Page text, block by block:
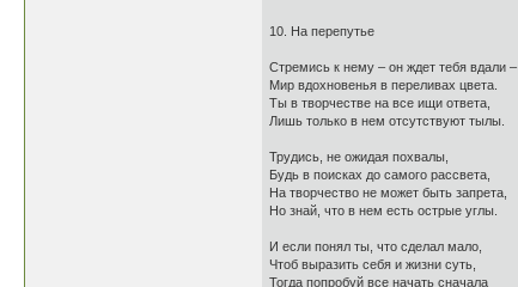
10. На перепутье
Стремись к нему – он ждет тебя вдали –
Мир вдохновенья в переливах цвета.
Ты в творчестве на все ищи ответа,
Лишь только в нем отсутствуют тылы.
Трудись, не ожидая похвалы,
Будь в поисках до самого рассвета,
На творчество не может быть запрета,
Но знай, что в нем есть острые углы.
И если понял ты, что сделал мало,
Чтоб выразить себя и жизни суть,
Тогда попробуй все начать сначала